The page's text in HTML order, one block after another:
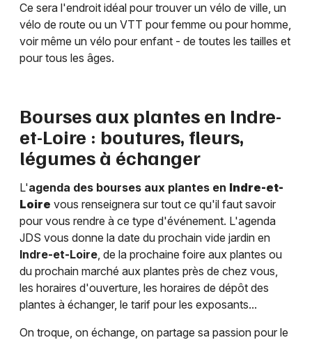
Ce sera l'endroit idéal pour trouver un vélo de ville, un
vélo de route ou un VTT pour femme ou pour homme,
voir même un vélo pour enfant - de toutes les tailles et
pour tous les âges.
Bourses aux plantes en Indre-
et-Loire : boutures, fleurs,
légumes à échanger
L'agenda des bourses aux plantes en Indre-et-
Loire vous renseignera sur tout ce qu'il faut savoir
pour vous rendre à ce type d'événement. L'agenda
JDS vous donne la date du prochain vide jardin en
Indre-et-Loire, de la prochaine foire aux plantes ou
du prochain marché aux plantes près de chez vous,
les horaires d'ouverture, les horaires de dépôt des
plantes à échanger, le tarif pour les exposants...
On troque, on échange, on partage sa passion pour le